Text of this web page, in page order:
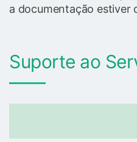
a documentação estiver
Suporte ao